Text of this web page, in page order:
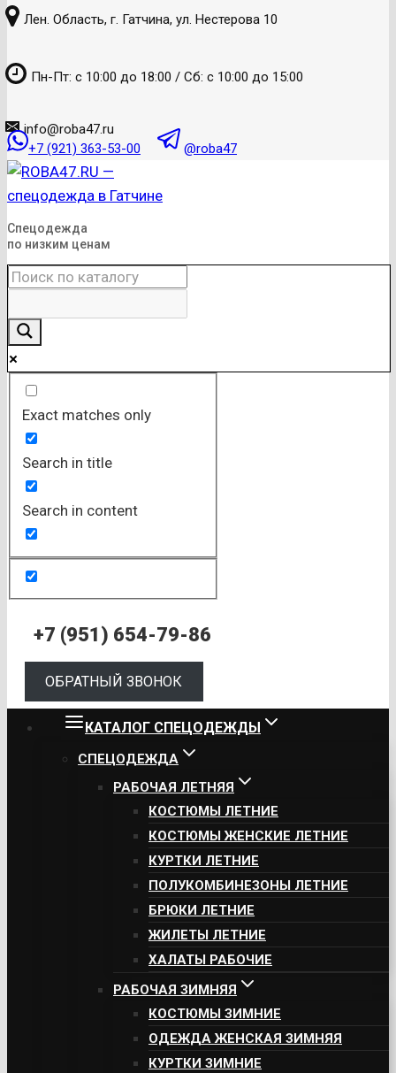
к
Лен. Область, г. Гатчина, ул. Нестерова 10
Пн-Пт: с 10:00 до 18:00 / Сб: с 10:00 до 15:00
info@roba47.ru
+7 (921) 363-53-00
@roba47
Спецодежда
по низким ценам
Exact matches only
Search in title
Search in content
+7 (951) 654-79-86
ОБРАТНЫЙ ЗВОНОК
КАТАЛОГ СПЕЦОДЕЖДЫ
СПЕЦОДЕЖДА
РАБОЧАЯ ЛЕТНЯЯ
КОСТЮМЫ ЛЕТНИЕ
КОСТЮМЫ ЖЕНСКИЕ ЛЕТНИЕ
КУРТКИ ЛЕТНИЕ
ПОЛУКОМБИНЕЗОНЫ ЛЕТНИЕ
БРЮКИ ЛЕТНИЕ
ЖИЛЕТЫ ЛЕТНИЕ
ХАЛАТЫ РАБОЧИЕ
РАБОЧАЯ ЗИМНЯЯ
КОСТЮМЫ ЗИМНИЕ
ОДЕЖДА ЖЕНСКАЯ ЗИМНЯЯ
КУРТКИ ЗИМНИЕ